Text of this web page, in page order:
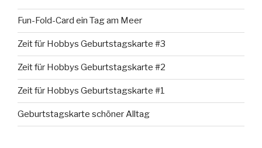
Fun-Fold-Card ein Tag am Meer
Zeit für Hobbys Geburtstagskarte #3
Zeit für Hobbys Geburtstagskarte #2
Zeit für Hobbys Geburtstagskarte #1
Geburtstagskarte schöner Alltag